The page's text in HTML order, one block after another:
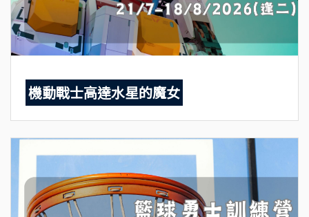
機動戰士高達水星的魔女